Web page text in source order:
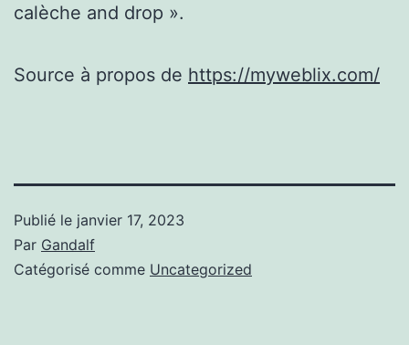
calèche and drop ».
Source à propos de https://myweblix.com/
Publié le janvier 17, 2023
Par Gandalf
Catégorisé comme Uncategorized